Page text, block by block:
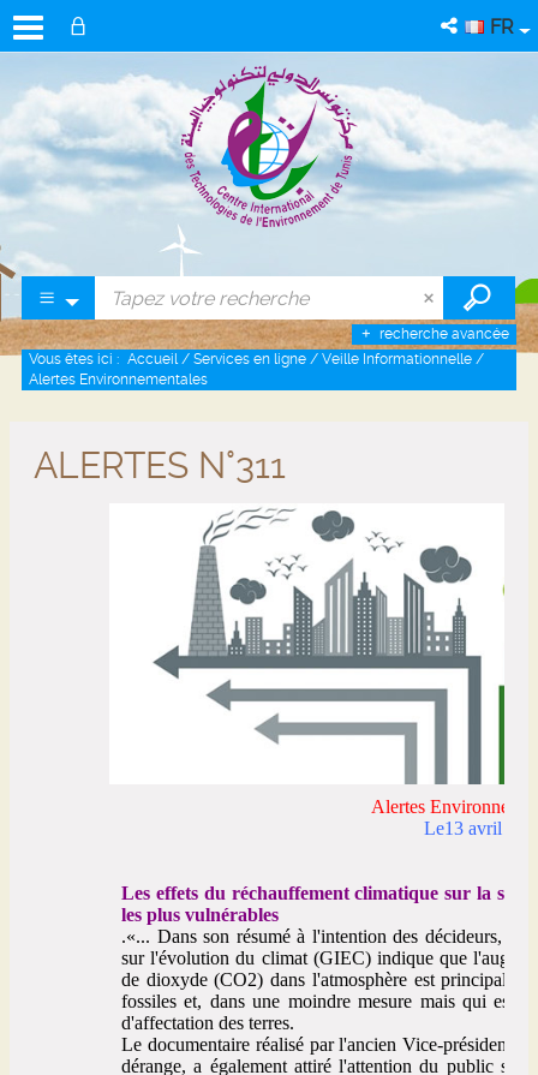
FR
recherche avancée
Vous êtes ici : Accueil / Services en ligne / Veille Informationnelle /
Alertes Environnementales
ALERTES N°311